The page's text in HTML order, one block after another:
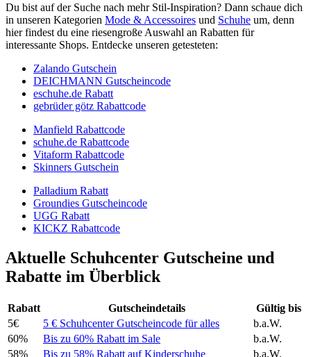
Du bist auf der Suche nach mehr Stil-Inspiration? Dann schaue dich
in unseren Kategorien Mode & Accessoires und Schuhe um, denn
hier findest du eine riesengroße Auswahl an Rabatten für
interessante Shops. Entdecke unseren getesteten:
Zalando Gutschein
DEICHMANN Gutscheincode
eschuhe.de Rabatt
gebrüder götz Rabattcode
Manfield Rabattcode
schuhe.de Rabattcode
Vitaform Rabattcode
Skinners Gutschein
Palladium Rabatt
Groundies Gutscheincode
UGG Rabatt
KICKZ Rabattcode
Aktuelle Schuhcenter Gutscheine und
Rabatte im Überblick
Rabatt Gutscheindetails
Gültig bis
5€
5 € Schuhcenter Gutscheincode für alles
b.a.W.
60%
Bis zu 60% Rabatt im Sale
b.a.W.
58%
Bis zu 58% Rabatt auf Kinderschuhe
b.a.W.